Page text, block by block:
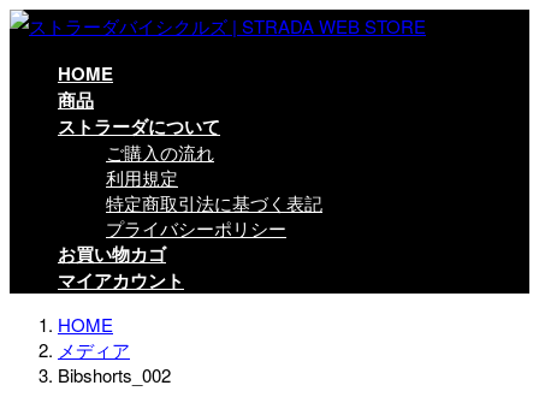
コ
ナ
HOME
商品
ストラーダについて
ご購入の流れ
利用規定
特定商取引法に基づく表記
プライバシーポリシー
お買い物カゴ
マイアカウント
HOME
メディア
Bibshorts_002